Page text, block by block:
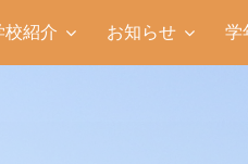
校紹介 お知らせ 学